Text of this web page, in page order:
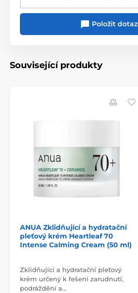
Položit dotaz
Související produkty
ANUA Zklidňující a hydratační
pleťový krém Heartleaf 70
Intense Calming Cream (50 ml)
Zklidňující a hydratační pleťový
krém určený k řešení zarudnutí,
podráždění a…